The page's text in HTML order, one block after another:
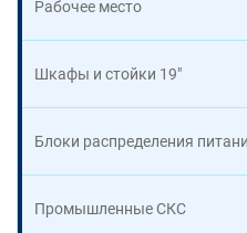
Рабочее место
Шкафы и стойки 19"
Блоки распределения
Промышленные СКС